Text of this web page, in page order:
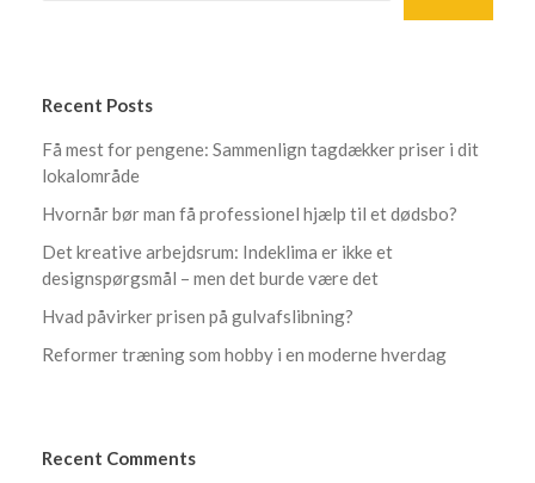
Recent Posts
Få mest for pengene: Sammenlign tagdækker priser i dit
lokalområde
Hvornår bør man få professionel hjælp til et dødsbo?
Det kreative arbejdsrum: Indeklima er ikke et
designspørgsmål – men det burde være det
Hvad påvirker prisen på gulvafslibning?
Reformer træning som hobby i en moderne hverdag
Recent Comments